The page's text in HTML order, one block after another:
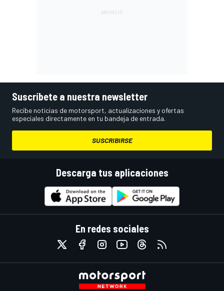
Suscríbete a nuestra newsletter
Recibe noticias de motorsport, actualizaciones y ofertas
especiales directamente en tu bandeja de entrada.
SUSCRIBIRSE
Descarga tus aplicaciones
En redes sociales